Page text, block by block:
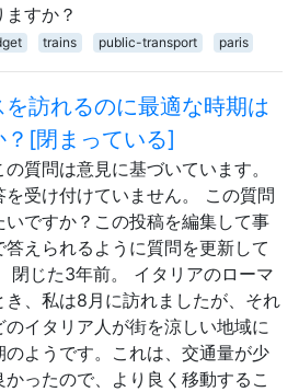
ますか？
trains public-transport paris
を訪れるのに最適な時期は
？[閉まっている]
質問は意見に基づいています。
を受け付けていません。 この質問
いですか？この投稿を編集して事
答えられるように質問を更新して
閉じた3年前。 イタリアのローマ
き、私は8月に訪れましたが、それ
のイタリア人が街を涼しい地域に
のようです。これは、交通量が少
かったので、より良く移動するこ